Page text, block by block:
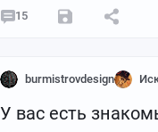
15
burmistrovdesign
У вас есть